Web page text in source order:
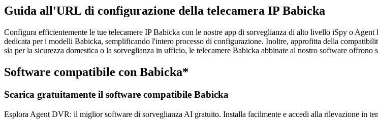
Guida all'URL di configurazione della telecamera IP Babicka
Configura efficientemente le tue telecamere IP Babicka con le nostre app di sorveglianza di alto livello iSpy o
dedicata per i modelli Babicka, semplificando l'intero processo di configurazione. Inoltre, approfitta della
sia per la sicurezza domestica o la sorveglianza in ufficio, le telecamere Babicka abbinate al nostro software
Software compatibile con Babicka*
Scarica gratuitamente il software compatibile Babicka
Esplora Agent DVR: il miglior software di sorveglianza AI gratuito. Installa facilmente e accedi alla rilevazione in